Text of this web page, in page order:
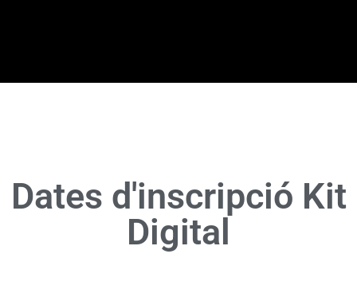
Dates d'inscripció Kit
Digital